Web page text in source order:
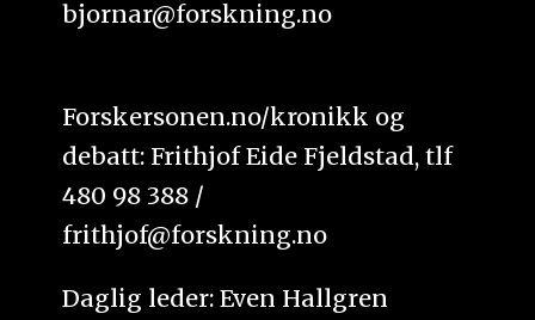
bjornar@forskning.no
Forskersonen.no/kronikk og
debatt: Frithjof Eide Fjeldstad, tlf
480 98 388 /
frithjof@forskning.no
Daglig leder: Even Hallgren